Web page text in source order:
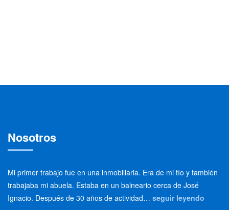
Nosotros
Mi primer trabajo fue en una inmobiliaria. Era de mi tío y también
trabajaba mi abuela. Estaba en un balneario cerca de José
Ignacio. Después de 30 años de actividad… seguir leyendo